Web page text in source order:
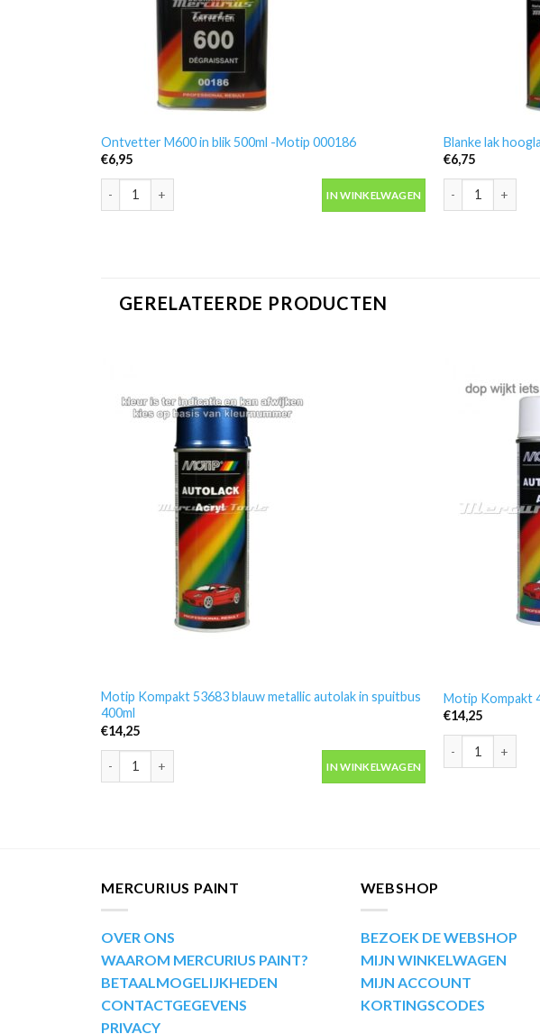
Ontvetter M600 in blik 500ml -Motip 000186
€6,95
Ontvetter M600 in blik 500ml -Motip 000186 aantal
IN WINKELWAGEN
Blanke lak
€6,75
Blanke lak
GERELATEERDE PRODUCTEN
Motip Kompakt 53683 blauw metallic autolak in spuitbus
400ml
€14,25
Motip Kompakt 53683 blauw metallic autolak in spuitbus 400ml aantal
IN WINKELWAGEN
Motip Kompakt
€14,25
Motip Kompakt
MERCURIUS PAINT
OVER ONS
WAAROM MERCURIUS PAINT?
BETAALMOGELIJKHEDEN
CONTACTGEGEVENS
PRIVACY
WEBSHOP
BEZOEK DE WEBSHOP
MIJN WINKELWAGEN
MIJN ACCOUNT
KORTINGSCODES